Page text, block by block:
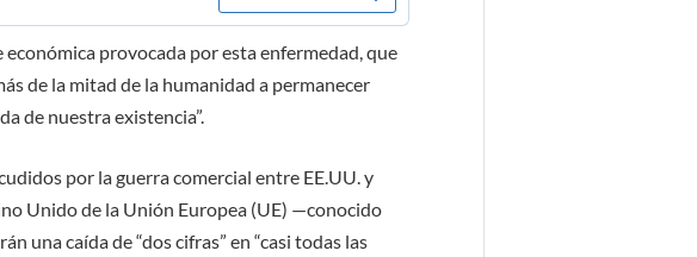
provocada por esta enfermedad, que
de la mitad de la humanidad a permanecer
de nuestra existencia”.
por la guerra comercial entre EE.UU. y
Unido de la Unión Europea (UE) —conocido
una caída de “dos cifras” en “casi todas las